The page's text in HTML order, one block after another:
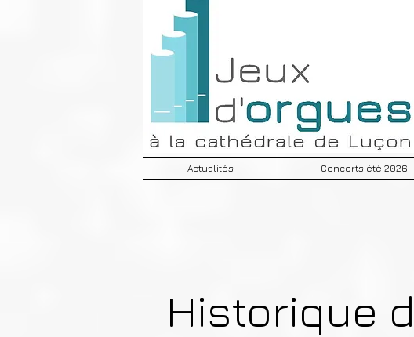
Actualités Concerts été 2026
Historique